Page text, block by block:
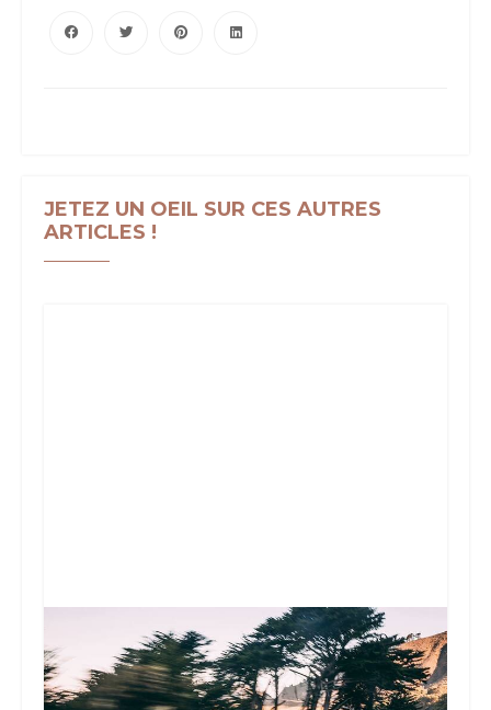
JETEZ UN OEIL SUR CES AUTRES
ARTICLES !